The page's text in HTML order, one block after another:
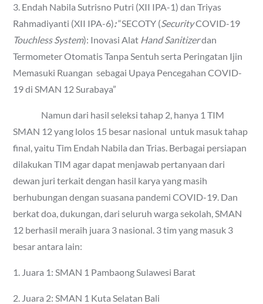
3. Endah Nabila Sutrisno Putri (XII IPA-1) dan Triyas
Rahmadiyanti (XII IPA-6):“SECOTY ( SecurityCOVID-19
Touchless System): Inovasi Alat Hand Sanitizerdan
Termometer Otomatis Tanpa Sentuh serta Peringatan Ijin
Memasuki Ruangan sebagai Upaya Pencegahan COVID-
19 di SMAN 12 Surabaya”
Namun dari hasil seleksi tahap 2, hanya 1 TIM
SMAN 12 yang lolos 15 besar nasional untuk masuk tahap
final, yaitu Tim Endah Nabila dan Trias. Berbagai persiapan
dilakukan TIM agar dapat menjawab pertanyaan dari
dewan juri terkait dengan hasil karya yang masih
berhubungan dengan suasana pandemi COVID-19. Dan
berkat doa, dukungan, dari seluruh warga sekolah, SMAN
12 berhasil meraih juara 3 nasional. 3 tim yang masuk 3
besar antara lain:
1. Juara 1: SMAN 1 Pambaong Sulawesi Barat
2. Juara 2: SMAN 1 Kuta Selatan Bali